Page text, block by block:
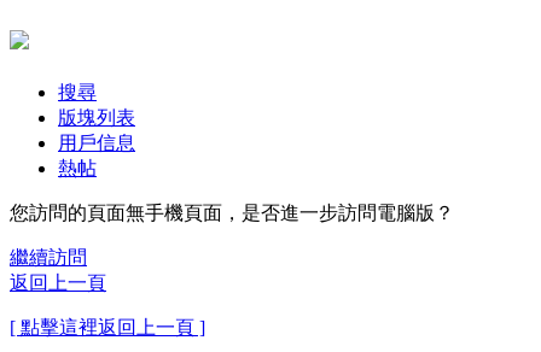
搜尋
版塊列表
用戶信息
熱帖
您訪問的頁面無手機頁面，是否進一步訪問電腦版？
繼續訪問
返回上一頁
[ 點擊這裡返回上一頁 ]